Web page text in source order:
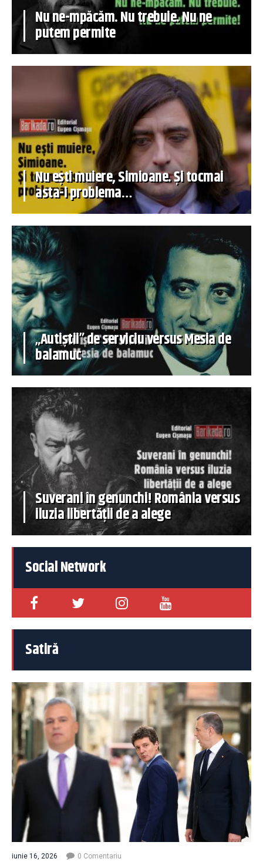
Nu ne-mpăcăm. Nu trebuie. Nu ne
putem permite
Nu ești muiere, Simioane. Și tocmai
asta-i problema…
„Autiștii” de serviciu versus Mesia de
balamuc
Suverani în genunchi! România versus
iluzia libertății de a alege
Social Network
Satiră
iunie 16, 2026 0 Comentariu